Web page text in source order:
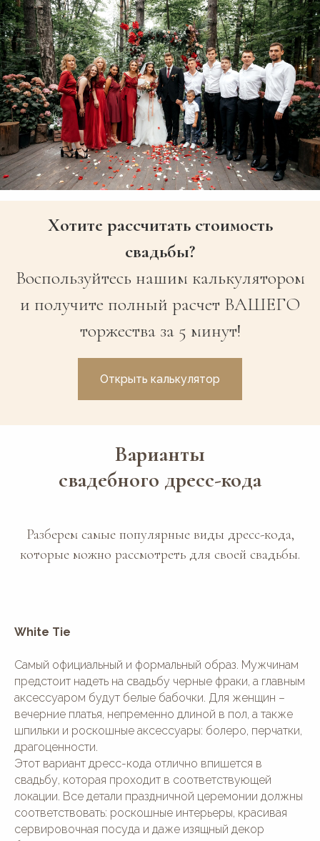
Хотите рассчитать стоимость
свадьбы?
Воспользуйтесь нашим калькулятором
и получите полный расчет ВАШЕГО
торжества за 5 минут!
Открыть калькулятор
Варианты
свадебного дресс-кода
Разберем самые популярные виды дресс-кода,
которые можно рассмотреть для своей свадьбы.
White Tie
Самый официальный и формальный образ. Мужчинам
предстоит надеть на свадьбу черные фраки, а главным
аксессуаром будут белые бабочки. Для женщин –
вечерние платья, непременно длиной в пол, а также
шпильки и роскошные аксессуары: болеро, перчатки,
драгоценности.
Этот вариант дресс-кода отлично впишется в
свадьбу, которая проходит в соответствующей
локации. Все детали праздничной церемонии должны
соответствовать: роскошные интерьеры, красивая
сервировочная посуда и даже изящный декор